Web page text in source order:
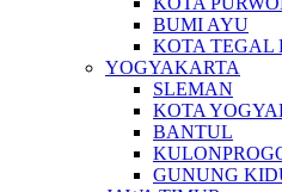
BUMI AYU
KOTA TEGAL
YOGYAKARTA
SLEMAN
KOTA
BANTUL
GUNUNG